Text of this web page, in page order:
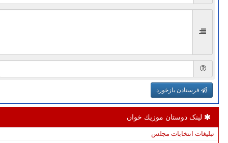
فرستادن بازخورد
لینک دوستان موزیك خوان
تبلیغات انتخابات مجلس